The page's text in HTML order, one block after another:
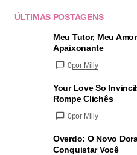
ÚLTIMAS POSTAGENS
Meu Tutor, Meu
Apaixonante
0por Milly
Your Love So
Rompe Clichês
0por Milly
Overdo: O Novo
Conquistar Você